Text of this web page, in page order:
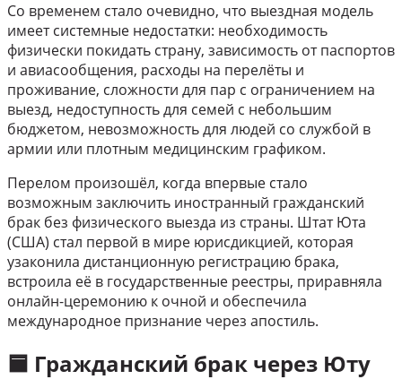
Со временем стало очевидно, что выездная модель
имеет системные недостатки: необходимость
физически покидать страну, зависимость от паспортов
и авиасообщения, расходы на перелёты и
проживание, сложности для пар с ограничением на
выезд, недоступность для семей с небольшим
бюджетом, невозможность для людей со службой в
армии или плотным медицинским графиком.
Перелом произошёл, когда впервые стало
возможным заключить иностранный гражданский
брак без физического выезда из страны. Штат Юта
(США) стал первой в мире юрисдикцией, которая
узаконила дистанционную регистрацию брака,
встроила её в государственные реестры, приравняла
онлайн-церемонию к очной и обеспечила
международное признание через апостиль.
🟦 Гражданский брак через Юту